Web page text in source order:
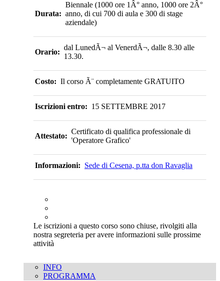
Durata:
Biennale (1000 ore 1Â° anno, 1000 ore 2Â°
anno, di cui 700 di aula e 300 di stage
aziendale)
Orario:
dal LunedÃ¬ al VenerdÃ¬, dalle 8.30 alle
13.30.
Costo: Il corso Ã¨ completamente GRATUITO
Iscrizioni entro: 15 SETTEMBRE 2017
Attestato:
Certificato di qualifica professionale di
'Operatore Grafico'
Informazioni: Sede di Cesena, p.tta don Ravaglia
Le iscrizioni a questo corso sono chiuse, rivolgiti alla
nostra segreteria per avere informazioni sulle prossime
attività
INFO
PROGRAMMA